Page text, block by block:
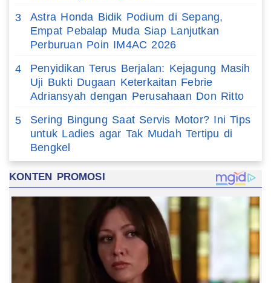
3
Astra Honda Bidik Podium di Sepang,
Empat Pebalap Muda Siap Lanjutkan
Perburuan Poin IM4AC 2026
4
Penyidikan Terus Berjalan: Kejagung Masih
Uji Bukti Dugaan Keterkaitan Febrie
Adriansyah dengan Perusahaan Don Ritto
5
Sering Bingung Saat Servis Motor? Ini Tips
untuk Ladies agar Tak Mudah Tertipu di
Bengkel